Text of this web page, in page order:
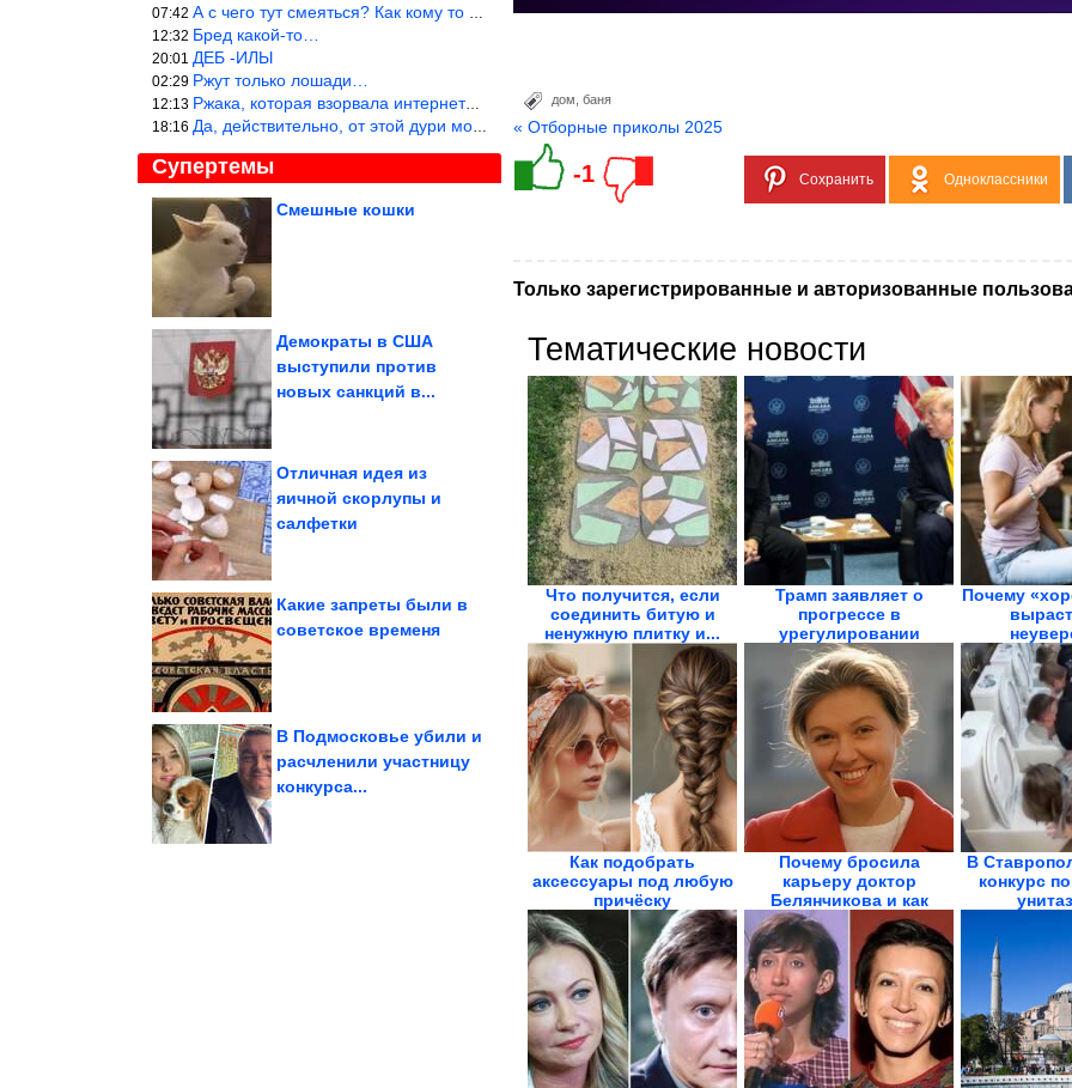
07:42 А с чего тут смеяться? Как кому то больно? Не смешно.
12:32 Бред какой-то…
20:01 ДЕБ -ИЛЫ
02:29 Ржут только лошади…
12:13 Ржака, которая взорвала интернет? Нет, количество рекламы выводи
18:16 Да, действительно, от этой дури можно ржать до слёз.
Супертемы
Смешные кошки
Демократы в США
выступили против
новых санкций в...
Отличная идея из
яичной скорлупы и
салфетки
Какие запреты были в
советское временя
В Подмосковье убили и
расчленили участницу
конкурса...
А ведь всё же в точку!
Так ведь?
дом баня
« Отборные приколы 2025
-1 Сохранить Одноклассники
Только зарегистрированные и авторизованные
Тематические новости
Что получится, если
соединить битую и
ненужную плитку и...
Трамп заявляет о
прогрессе в
урегулировании
конфликта на...
Почему
Как подобрать
аксессуары под любую
причёску
Почему бросила
карьеру доктор
Белянчикова и как
выглядит...
В
конкурс